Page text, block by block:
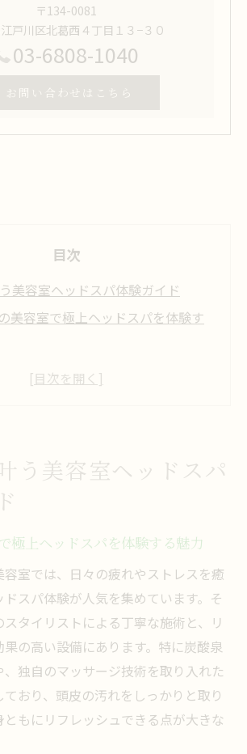
〒134-0081
戸川区北葛西４丁目１３−３０
03-6808-1040
お問い合わせはこちら
目次
美容室ヘッドスパ体験ガイド
美容室で極上ヘッドスパを体験す
ヘッドスパで頭皮環境が改善される
美容室のヘッドスパ違いと選び方
ッドスパで心身リフレッシュでき
重視したいヘッドスパ安心ポイン
ッドスパ利用時の安全性チェック
ら見る美容室ヘッドスパの安心感
リング付き美容室ヘッドスパの重
う美容室ヘッドスパ
極上ヘッドスパを体験する魅力
室では、日々の疲れやストレスを癒
スパ体験が人気を集めています。そ
タイリストによる丁寧な施術と、リ
の高い設備にあります。特に炭酸泉
独自のマッサージ技術を取り入れた
ており、頭皮の汚れをしっかりと取り
もにリフレッシュできる点が大きな